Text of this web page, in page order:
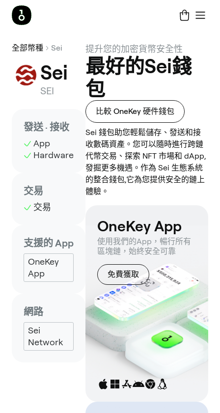
全部幣種 Sei
Sei
SEI
發送 · 接收
App
Hardware
交易
交易
支援的 App
OneKey
App
網路
Sei
Network
提升您的加密貨幣安全性
最好的Sei錢
包
比較 OneKey 硬件錢包
Sei 錢包助您輕鬆儲存、發送和接
收數碼資產。您可以隨時進行跨鏈
代幣交易、探索 NFT 市場和 dApp,
發掘更多機遇。作為 Sei 生態系統
的整合錢包,它為您提供安全的鏈上
體驗。
OneKey App
使用我們的App，暢行所有
區塊鏈，始終安全可靠
免費獲取